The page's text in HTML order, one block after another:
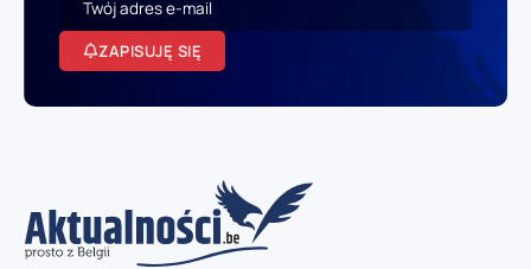
ZAPISUJĘ SIĘ